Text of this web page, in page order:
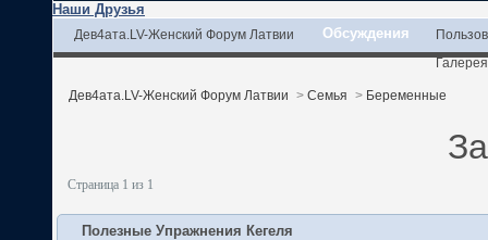
Наши Друзья
Дев4ата.LV-Женский Форум Латвии Обсуждения
Галерея
Дев4ата.LV-Женский Форум Латвии > Семья > Беременные
Страница 1 из 1
Полезные Упражнения Кегеля